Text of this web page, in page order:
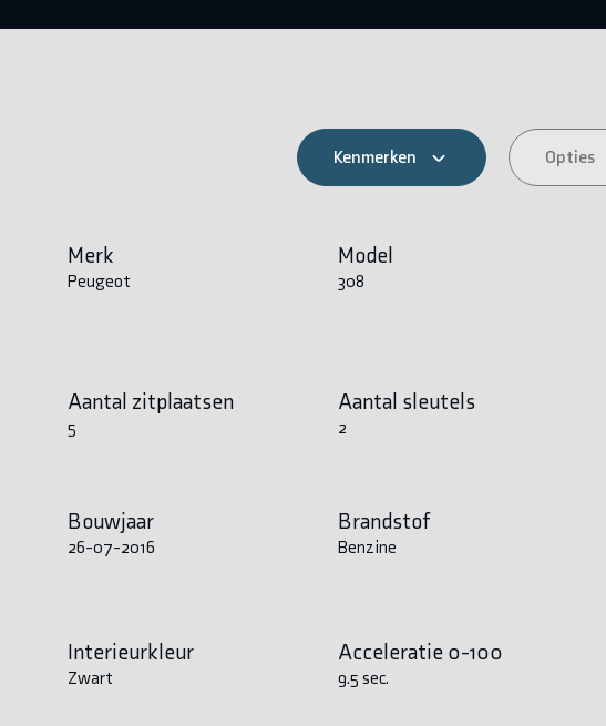
Kenmerken Opties
Merk
Peugeot
Model
308
Aantal zitplaatsen
5
Aantal sleutels
2
Bouwjaar
26-07-2016
Brandstof
Benzine
Interieurkleur
Zwart
Acceleratie 0-100
9.5 sec.